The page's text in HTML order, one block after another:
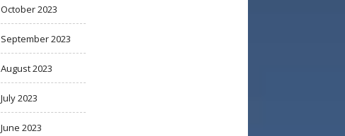
October 2023
September 2023
August 2023
July 2023
June 2023